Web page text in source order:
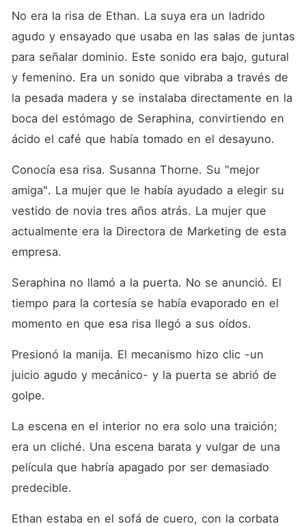
No era la risa de Ethan. La suya era un ladrido
agudo y ensayado que usaba en las salas de juntas
para señalar dominio. Este sonido era bajo, gutural
y femenino. Era un sonido que vibraba a través de
la pesada madera y se instalaba directamente en la
boca del estómago de Seraphina, convirtiendo en
ácido el café que había tomado en el desayuno.
Conocía esa risa. Susanna Thorne. Su "mejor
amiga". La mujer que le había ayudado a elegir su
vestido de novia tres años atrás. La mujer que
actualmente era la Directora de Marketing de esta
empresa.
Seraphina no llamó a la puerta. No se anunció. El
tiempo para la cortesía se había evaporado en el
momento en que esa risa llegó a sus oídos.
Presionó la manija. El mecanismo hizo clic -un
juicio agudo y mecánico- y la puerta se abrió de
golpe.
La escena en el interior no era solo una traición;
era un cliché. Una escena barata y vulgar de una
película que habría apagado por ser demasiado
predecible.
Ethan estaba en el sofá de cuero, con la corbata